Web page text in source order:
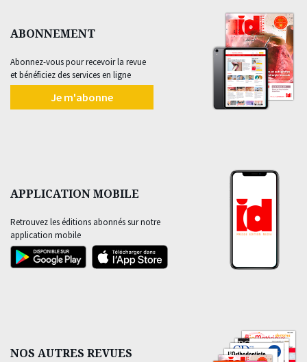
ABONNEMENT
Abonnez-vous pour recevoir la revue
et bénéficiez des services en ligne
Je m'abonne
APPLICATION MOBILE
Retrouvez les éditions abonnés sur notre
application mobile
NOS AUTRES REVUES